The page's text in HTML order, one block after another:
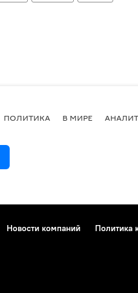
ПОЛИТИКА В МИРЕ
Новости компаний Политика